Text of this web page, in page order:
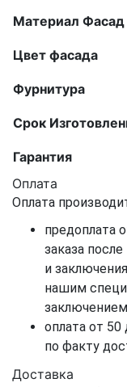
Материал Фасад
Цвет фасада
Фурнитура
Срок
Гарантия
Оплата
Оплата
предоплата
заказа
и
нашим
оплата от
по факту
Доставка